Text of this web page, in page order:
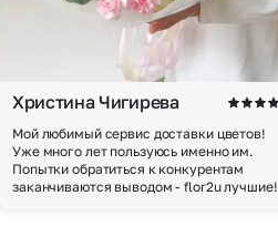
Христина Чигирева
Мой любимый сервис доставки цветов!
Уже много лет пользуюсь именно им.
Попытки обратиться к конкурентам
заканчиваются выводом - flor2u лучшие!